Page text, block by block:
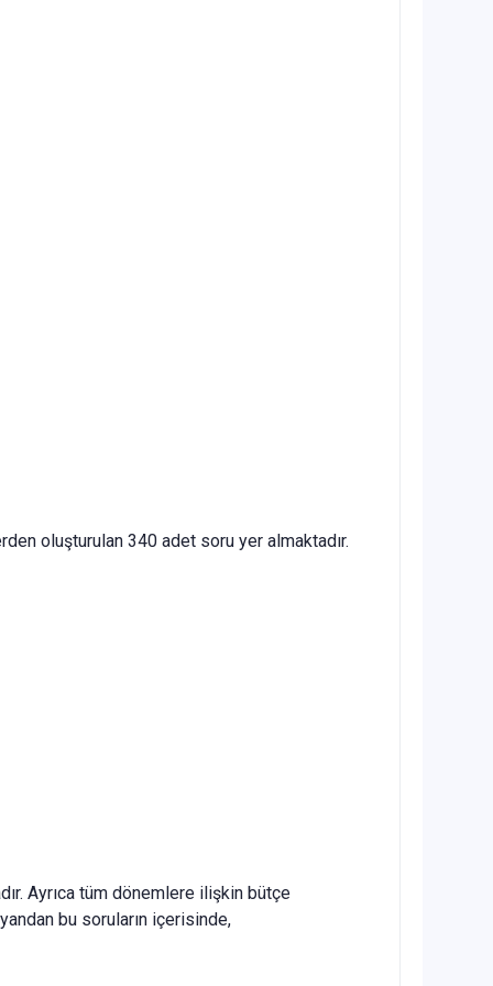
oluşturulan 340 adet soru yer almaktadır.
Ayrıca tüm dönemlere ilişkin bütçe
bu soruların içerisinde,